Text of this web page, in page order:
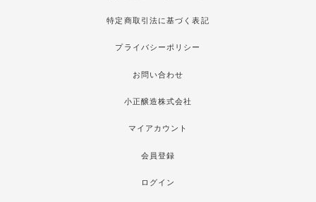
特定商取引法に基づく表記
プライバシーポリシー
お問い合わせ
小正醸造株式会社
マイアカウント
会員登録
ログイン